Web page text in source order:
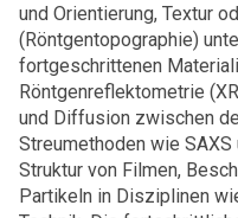
und Orientierung, Textur
(Röntgentopographie)
fortgeschrittenen
Röntgenreflektometrie
und Diffusion zwischen
Streumethoden wie
Struktur von Filmen,
Partikeln in Disziplinen